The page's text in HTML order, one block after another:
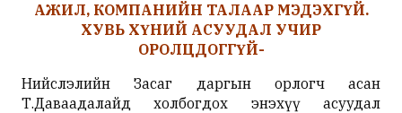
АЖИЛ, КОМПАНИЙН ТАЛААР МЭДЭХГҮЙ.
ХУВЬ ХҮНИЙ АСУУДАЛ УЧИР
ОРОЛЦДОГГҮЙ-
Нийслэлийн Засаг даргын орлогч асан
Т.Даваадалайд холбогдох энэхүү асуудал